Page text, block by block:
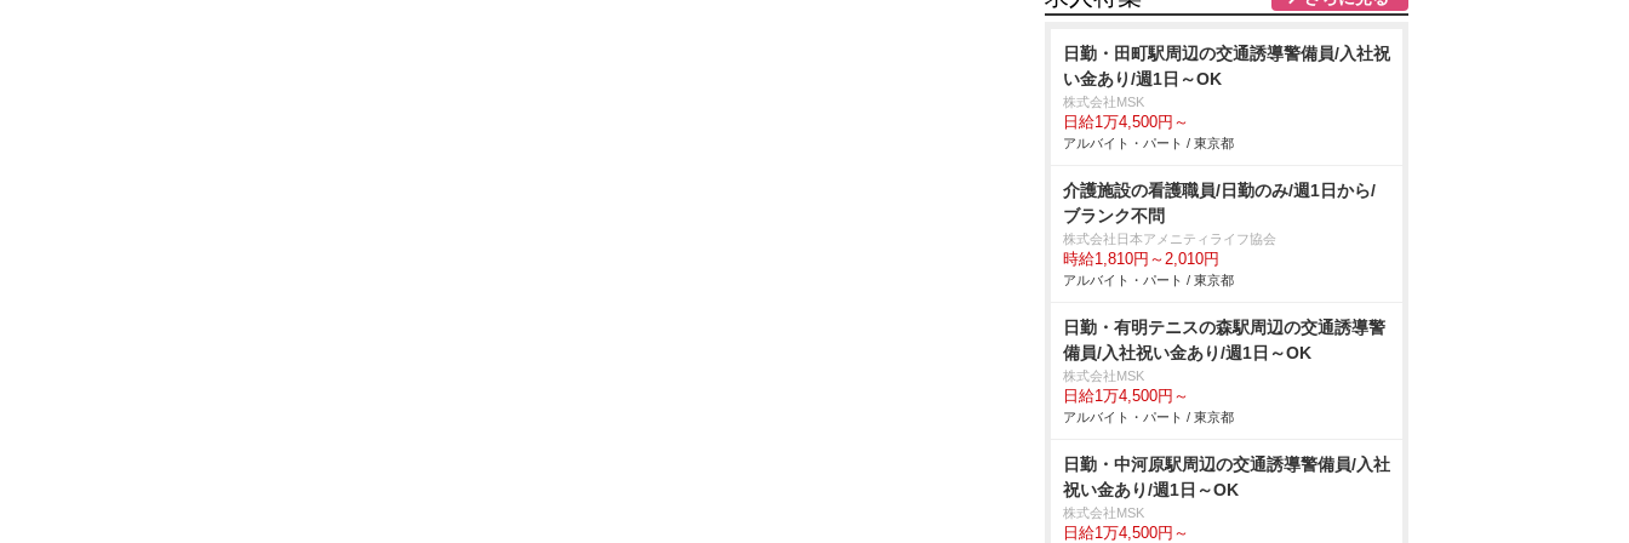
日勤・田町駅周辺の交通誘導警備員/入社祝
い金あり/週1日～OK
株式会社MSK
日給1万4,500円～
アルバイト・パート / 東京都
介護施設の看護職員/日勤のみ/週1日から/
ブランク不問
株式会社日本アメニティライフ協会
時給1,810円～2,010円
アルバイト・パート / 東京都
日勤・有明テニスの森駅周辺の交通誘導警
備員/入社祝い金あり/週1日～OK
株式会社MSK
日給1万4,500円～
アルバイト・パート / 東京都
日勤・中河原駅周辺の交通誘導警備員/入社
祝い金あり/週1日～OK
株式会社MSK
日給1万4,500円～